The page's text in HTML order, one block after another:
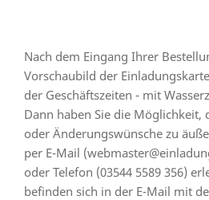
Nach dem Eingang Ihrer
Vorschaubild der
der Geschäftszeiten - mit
Dann haben Sie die Möglichkeit,
oder Änderungswünsche zu
per E-Mail
oder Telefon (03544 5589 356)
befinden sich in der E-Mail mit